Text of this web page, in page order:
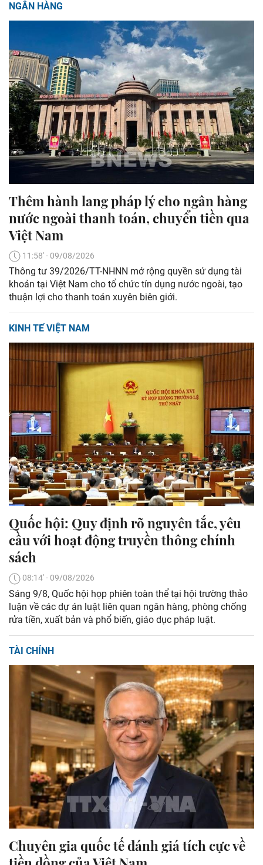
NGÂN HÀNG
Thêm hành lang pháp lý cho ngân hàng
nước ngoài thanh toán, chuyển tiền qua
Việt Nam
11:58' - 09/08/2026
Thông tư 39/2026/TT-NHNN mở rộng quyền sử dụng tài
khoản tại Việt Nam cho tổ chức tín dụng nước ngoài, tạo
thuận lợi cho thanh toán xuyên biên giới.
KINH TẾ VIỆT NAM
Quốc hội: Quy định rõ nguyên tắc, yêu
cầu với hoạt động truyền thông chính
sách
08:14' - 09/08/2026
Sáng 9/8, Quốc hội họp phiên toàn thể tại hội trường thảo
luận về các dự án luật liên quan ngân hàng, phòng chống
rửa tiền, xuất bản và phổ biến, giáo dục pháp luật.
TÀI CHÍNH
Chuyên gia quốc tế đánh giá tích cực về